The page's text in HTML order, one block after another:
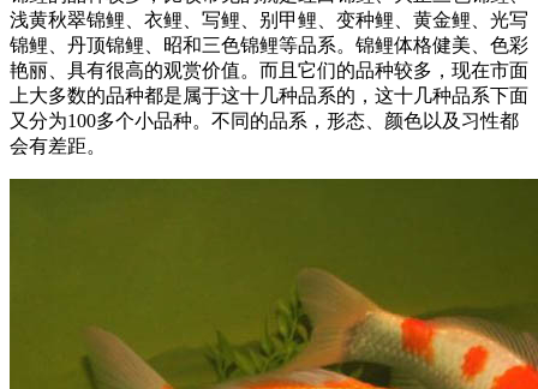
浅黄秋翠锦鲤、衣鲤、写鲤、别甲鲤、变种鲤、黄金鲤、光写
锦鲤、丹顶锦鲤、昭和三色锦鲤等品系。锦鲤体格健美、色彩
艳丽、具有很高的观赏价值。而且它们的品种较多，现在市面
上大多数的品种都是属于这十几种品系的，这十几种品系下面
又分为100多个小品种。不同的品系，形态、颜色以及习性都
会有差距。